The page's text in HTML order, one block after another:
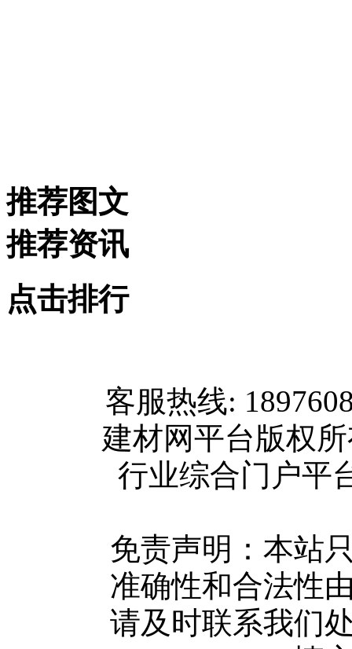
推荐图文
推荐资讯
点击排行
客服热线:
建材网平台版权
行业综合门户平
免责声明：本站
准确性和合法性
请及时联系我们